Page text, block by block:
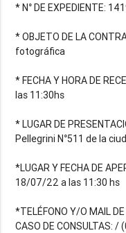
* N° DE EXPEDIENTE:
* OBJETO DE LA
fotográfica
* FECHA Y HORA DE
las 11:30hs
* LUGAR DE
Pellegrini N°511 de la
*LUGAR Y FECHA DE
18/07/22 a las 11:30 hs
*TELÉFONO Y/O MAIL
CASO DE CONSULTAS: